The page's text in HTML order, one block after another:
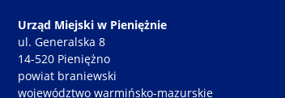
Urząd Miejski w Pieniężnie
ul. Generalska 8
14-520 Pieniężno
powiat braniewski
województwo warmińsko-mazurskie